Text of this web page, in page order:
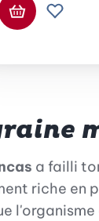
Ajouter au
a failli
riche en